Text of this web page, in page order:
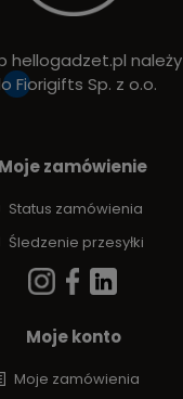
hellogadzet.pl należy
Fiorigifts Sp. z o.o.
Moje zamówienie
Status zamówienia
Śledzenie przesyłki
Moje konto
Moje zamówienia